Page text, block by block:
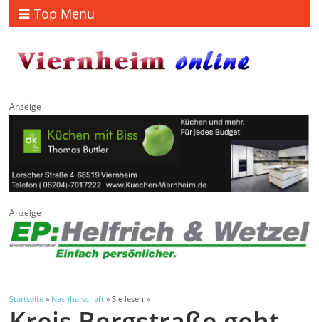
Top Menu
Anzeige
Anzeige
Startseite » Nachbarschaft » Sie lesen »